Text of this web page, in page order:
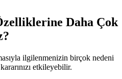
Daha Çok
ilgilenmenizin birçok nedeni
etkileyebilir.